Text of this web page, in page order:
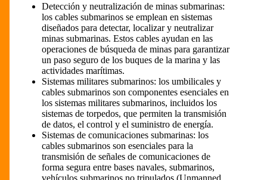
Detección y neutralización de minas submarinas:
los cables submarinos se emplean en sistemas
diseñados para detectar, localizar y neutralizar
minas submarinas. Estos cables ayudan en las
operaciones de búsqueda de minas para garantizar
un paso seguro de los buques de la marina y las
actividades marítimas.
Sistemas militares submarinos: los umbilicales y
cables submarinos son componentes esenciales en
los sistemas militares submarinos, incluidos los
sistemas de torpedos, que permiten la transmisión
de datos, el control y el suministro de energía.
Sistemas de comunicaciones submarinas: los
cables submarinos son esenciales para la
transmisión de señales de comunicaciones de
forma segura entre bases navales, submarinos,
vehículos submarinos no tripulados (Unmanned